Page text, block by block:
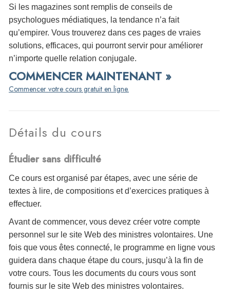
Si les magazines sont remplis de conseils de
psychologues médiatiques, la tendance n’a fait
qu’empirer. Vous trouverez dans ces pages de vraies
solutions, efficaces, qui pourront servir pour améliorer
n’importe quelle relation conjugale.
COMMENCER MAINTENANT »
Commencer votre cours gratuit en ligne.
Détails du cours
Étudier sans difficulté
Ce cours est organisé par étapes, avec une série de
textes à lire, de compositions et d’exercices pratiques à
effectuer.
Avant de commencer, vous devez créer votre compte
personnel sur le site Web des ministres volontaires. Une
fois que vous êtes connecté, le programme en ligne vous
guidera dans chaque étape du cours, jusqu’à la fin de
votre cours. Tous les documents du cours vous sont
fournis sur le site Web des ministres volontaires.